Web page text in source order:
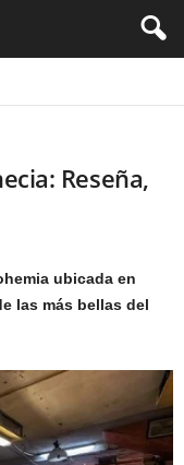
Reseña,
ubicada en
las más bellas del